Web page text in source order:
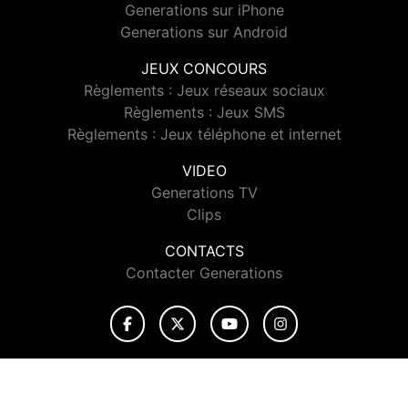
Generations sur iPhone
Generations sur Android
JEUX CONCOURS
Règlements : Jeux réseaux sociaux
Règlements : Jeux SMS
Règlements : Jeux téléphone et internet
VIDEO
Generations TV
Clips
CONTACTS
Contacter Generations